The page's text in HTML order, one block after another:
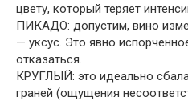
цвету, который теряет
ПИКАДО: допустим, вино
— уксус. Это явно
отказаться.
КРУГЛЫЙ: это идеально
граней (ощущения